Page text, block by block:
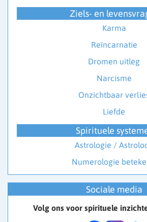
Ziels- en
Karma
Reïncarnatie
Dromen uitleg
Narcisme
Onzichtbaar
Liefde
Spirituele
Astrologie /
Numerologie
Sociale media
Volg ons voor spirituele